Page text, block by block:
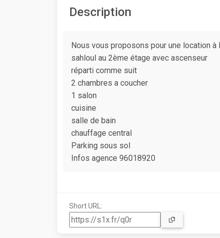
Description
Nous vous proposons pour une location
sahloul au 2ème étage avec ascenseur
réparti comme suit
2 chambres a coucher
1 salon
cuisine
salle de bain
chauffage central
Parking sous sol
Infos agence 96018920
Short URL: